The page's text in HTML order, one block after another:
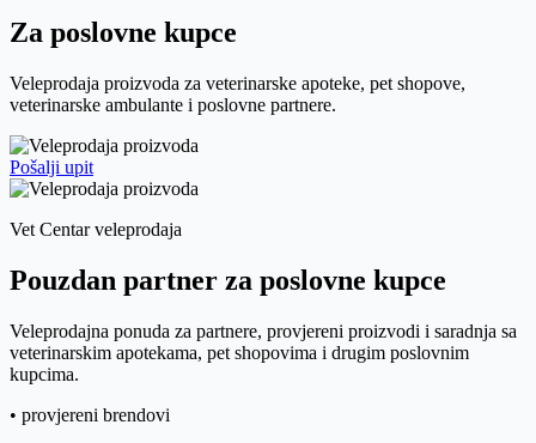
Za poslovne kupce
Veleprodaja proizvoda za veterinarske apoteke, pet shopove,
veterinarske ambulante i poslovne partnere.
Pošalji upit
Vet Centar veleprodaja
Pouzdan partner za poslovne kupce
Veleprodajna ponuda za partnere, provjereni proizvodi i saradnja sa
veterinarskim apotekama, pet shopovima i drugim poslovnim
kupcima.
• provjereni brendovi